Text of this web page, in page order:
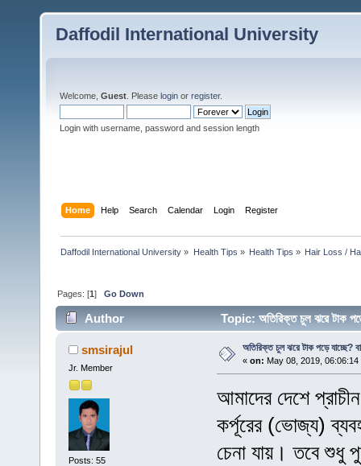
Daffodil International University
Welcome, Guest . Please login or register.
Login with username, password and session length
Home Help Search Calendar Login Register
Daffodil International University » Health Tips » Health Tips » Hair Loss /
Pages: [1]Go Down
Author Topic: অতিরিক্ত চুল ঝরে টাক
smsirajul
Jr. Member
Posts: 55
অতিরিক্ত চুল ঝরে টাক পড়ে যাচ্ছে?
« on: May 08, 2019, 06:06:14
আমাদের দেশে
কর্পূরের (ভোজ্য)
চেনা যায়। তবে শুধু